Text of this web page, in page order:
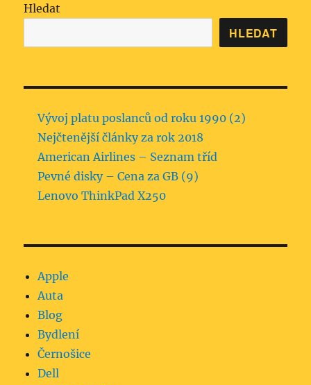
Hledat
HLEDAT
Vývoj platu poslanců od roku 1990 (2)
Nejčtenější články za rok 2018
American Airlines – Seznam tříd
Pevné disky – Cena za GB (9)
Lenovo ThinkPad X250
Apple
Auta
Blog
Bydlení
Černošice
Dell